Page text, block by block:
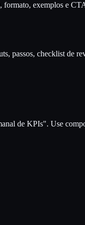
formato, exemplos e
passos, checklist de
de KPIs". Use